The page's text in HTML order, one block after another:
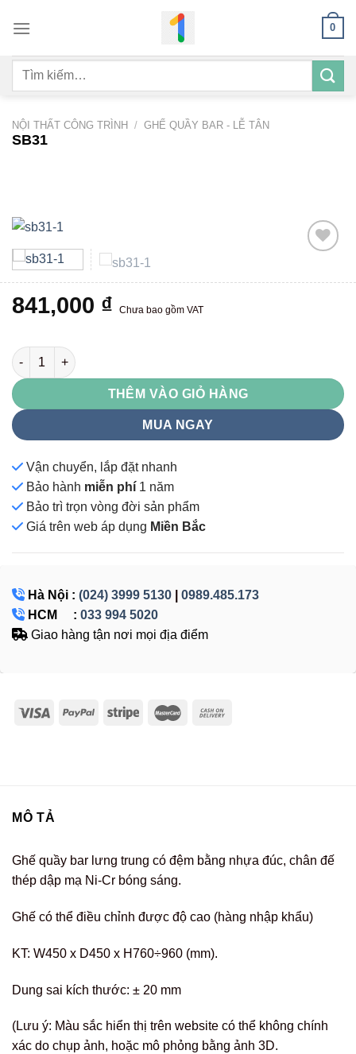
qua
dung
0
Tìm
NỘI THẤT CÔNG TRÌNH / GHẾ QUẦY BAR - LỄ TÂN
SB31
841,000 ₫ Chưa bao gồm VAT
SB31 số lượng
THÊM VÀO GIỎ HÀNG
MUA NGAY
Vận chuyển, lắp đặt nhanh
Bảo hành miễn phí 1 năm
Bảo trì trọn vòng đời sản phẩm
Giá trên web áp dụng Miền Bắc
Hà Nội : (024) 3999 5130
0989.485.173
HCM : 033 994 5020
Giao hàng tận nơi mọi địa điểm
MÔ TẢ
Ghế quầy bar lưng trung có đệm bằng nhựa đúc, chân đế
thép dập mạ Ni-Cr bóng sáng.
Ghế có thể điều chỉnh được độ cao (hàng nhập khẩu)
KT: W450 x D450 x H760÷960 (mm).
Dung sai kích thước: ± 20 mm
(Lưu ý: Màu sắc hiển thị trên website có thể không chính
xác do chụp ảnh, hoặc mô phỏng bằng ảnh 3D.